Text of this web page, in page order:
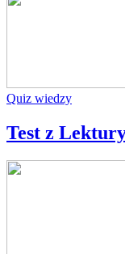
Quiz wiedzy
Test z